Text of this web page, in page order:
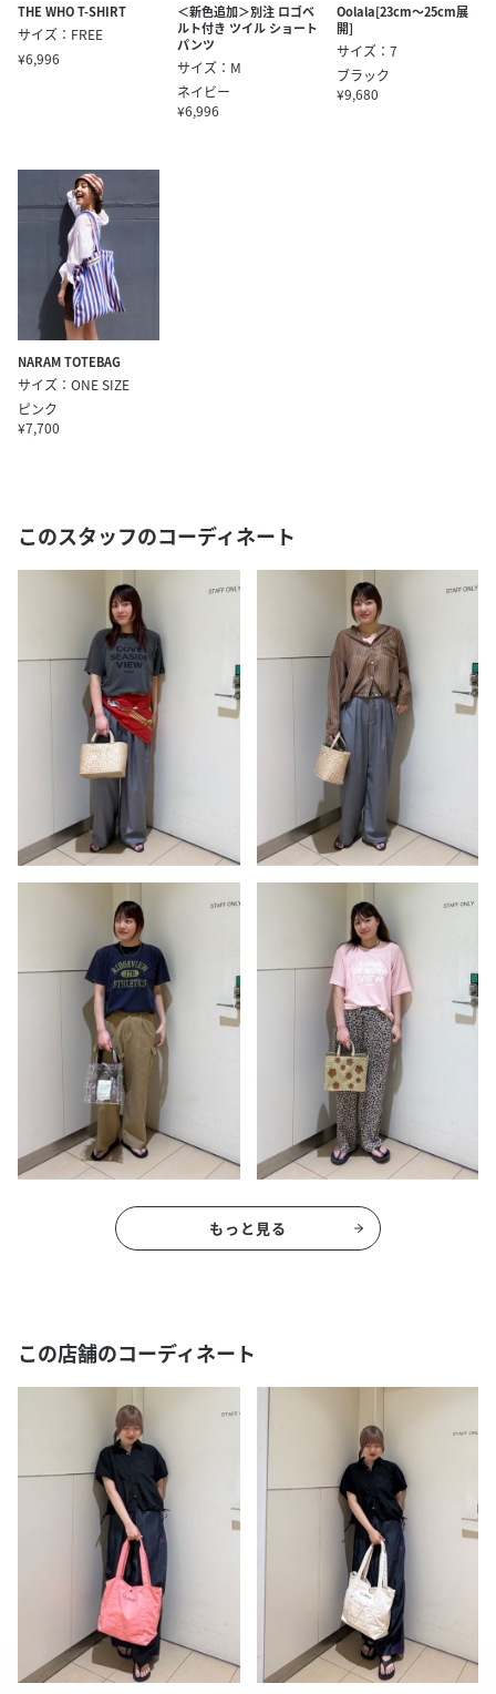
THE WHO T-SHIRT
サイズ：FREE
¥6,996
＜新色追加＞別注 ロゴベ
ルト付き ツイル ショート
パンツ
サイズ：M
ネイビー
¥6,996
Oolala[23cm～25cm展
開]
サイズ：7
ブラック
¥9,680
NARAM TOTEBAG
サイズ：ONE SIZE
ピンク
¥7,700
このスタッフのコーディネート
もっと見る
この店舗のコーディネート